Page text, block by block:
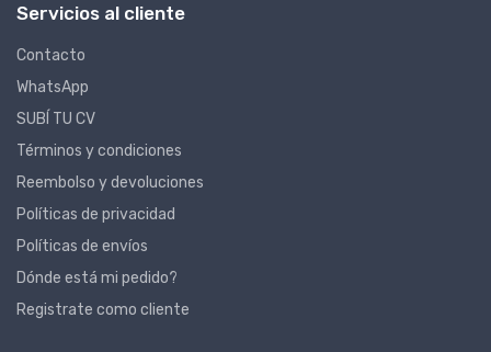
Servicios al cliente
Contacto
WhatsApp
SUBÍ TU CV
Términos y condiciones
Reembolso y devoluciones
Políticas de privacidad
Políticas de envíos
Dónde está mi pedido?
Registrate como cliente